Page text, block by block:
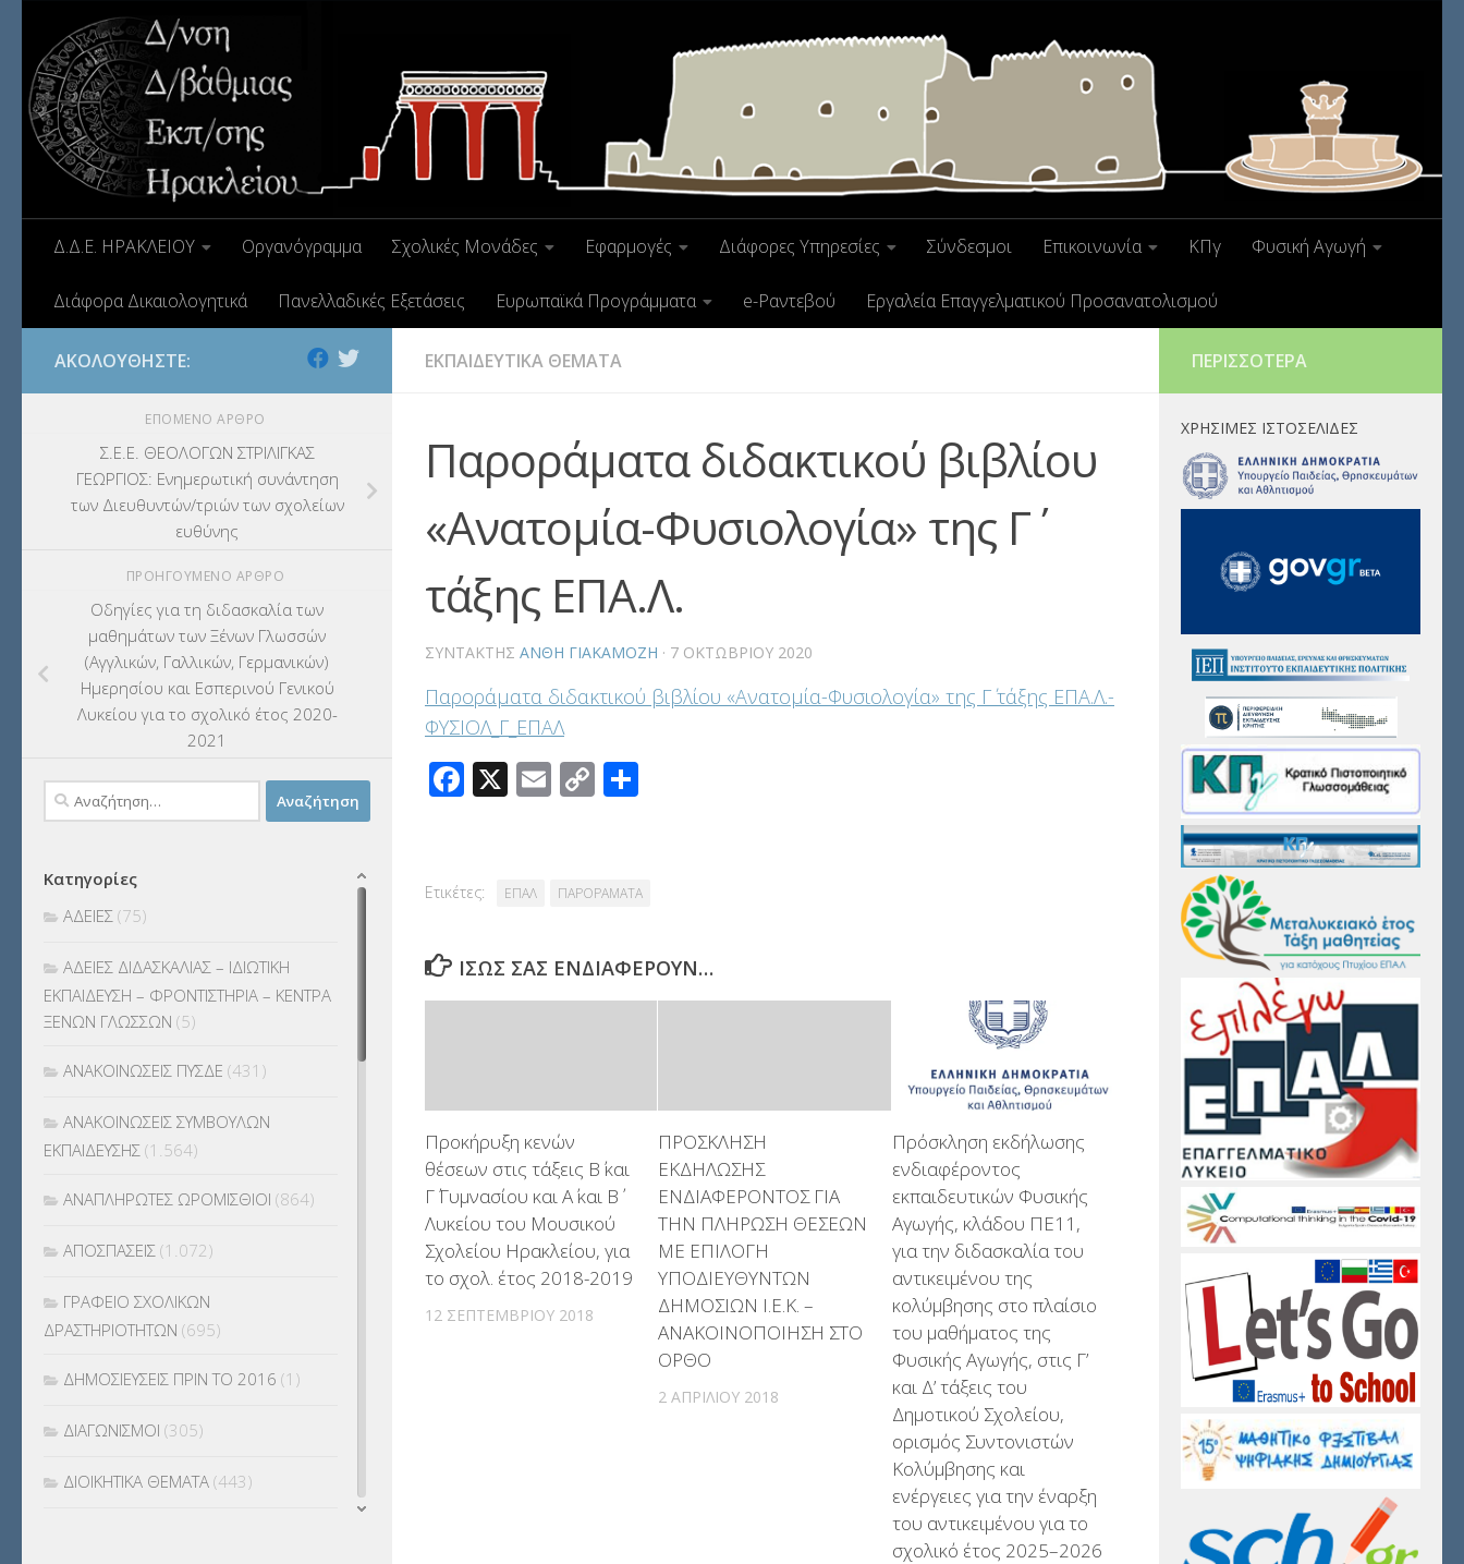
Δ.Δ.Ε. ΗΡΑΚΛΕΙΟΥ Οργανόγραμμα Σχολικές Μονάδες Εφαρμογές Διάφορες Υπηρεσίες Σύνδεσμοι Επικοινωνία ΚΠγ Φυσική Αγωγή
Διάφορα Δικαιολογητικά Πανελλαδικές Εξετάσεις Ευρωπαϊκά Προγράμματα e-Ραντεβού Εργαλεία Επαγγελματικού Προσανατολισμού
ΕΚΠΑΙΔΕΥΤΙΚΑ ΘΕΜΑΤΑ
Παροράματα διδακτικού βιβλίου
«Ανατομία-Φυσιολογία» της Γ΄
τάξης ΕΠΑ.Λ.
ΣΥΝΤΆΚΤΗΣ ΑΝΘΗ ΓΙΑΚΑΜΟΖΗ · 7 ΟΚΤΩΒΡΊΟΥ 2020
Παροράματα διδακτικού βιβλίου «Ανατομία-Φυσιολογία» της Γ΄ τάξης ΕΠΑ.Λ.-
ΦΥΣΙΟΛ_Γ_ΕΠΑΛ
Facebook
X Email
Copy
Ετικέτες: ΕΠΑΛ ΠΑΡΟΡΑΜΑΤΑ
ΊΣΩΣ ΣΑΣ ΕΝΔΙΑΦΈΡΟΥΝ…
Προκήρυξη κενών
θέσεων στις τάξεις Β΄ και
Γ΄ Γυμνασίου και Α΄ και Β΄
Λυκείου του Μουσικού
Σχολείου Ηρακλείου, για
το σχολ. έτος 2018-2019
12 ΣΕΠΤΕΜΒΡΊΟΥ 2018
ΠΡΟΣΚΛΗΣΗ
ΕΚΔΗΛΩΣΗΣ
ΕΝΔΙΑΦΕΡΟΝΤΟΣ ΓΙΑ
ΤΗΝ ΠΛΗΡΩΣΗ ΘΕΣΕΩΝ
ΜΕ ΕΠΙΛΟΓΗ
ΥΠΟΔΙΕΥΘΥΝΤΩΝ
ΔΗΜΟΣΙΩΝ Ι.Ε.Κ. –
ΑΝΑΚΟΙΝΟΠΟΙΗΣΗ ΣΤΟ
ΟΡΘΟ
2 ΑΠΡΙΛΊΟΥ 2018
Πρόσκληση εκδήλωσης
ενδιαφέροντος
εκπαιδευτικών Φυσικής
Αγωγής, κλάδου ΠΕ11,
για την διδασκαλία του
αντικειμένου της
κολύμβησης στο πλαίσιο
του μαθήματος της
Φυσικής Αγωγής, στις Γ’
και Δ’ τάξεις του
Δημοτικού Σχολείου,
ορισμός Συντονιστών
Κολύμβησης και
ενέργειες για την έναρξη
του αντικειμένου για το
σχολικό έτος 2025–2026
ΑΚΟΛΟΥΘΉΣΤΕ:
ΕΠΌΜΕΝΟ ΆΡΘΡΟ
Σ.Ε.Ε. ΘΕΟΛΟΓΩΝ ΣΤΡΙΛΙΓΚΑΣ
ΓΕΩΡΓΙΟΣ: Ενημερωτική συνάντηση
των Διευθυντών/τριών των σχολείων
ευθύνης
ΠΡΟΗΓΟΎΜΕΝΟ ΆΡΘΡΟ
Οδηγίες για τη διδασκαλία των
μαθημάτων των Ξένων Γλωσσών
(Αγγλικών, Γαλλικών, Γερμανικών)
Ημερησίου και Εσπερινού Γενικού
Λυκείου για το σχολικό έτος 2020-
2021
Αναζήτηση
για:
Κατηγορίες
ΑΔΕΙΕΣ (75)
ΑΔΕΙΕΣ ΔΙΔΑΣΚΑΛΙΑΣ – ΙΔΙΩΤΙΚΗ
ΕΚΠΑΙΔΕΥΣΗ – ΦΡΟΝΤΙΣΤΗΡΙΑ – ΚΕΝΤΡΑ
ΞΕΝΩΝ ΓΛΩΣΣΩΝ (5)
ΑΝΑΚΟΙΝΩΣΕΙΣ ΠΥΣΔΕ (431)
ΑΝΑΚΟΙΝΩΣΕΙΣ ΣΥΜΒΟΥΛΩΝ
ΕΚΠΑΙΔΕΥΣΗΣ (1.564)
ΑΝΑΠΛΗΡΩΤΕΣ ΩΡΟΜΙΣΘΙΟΙ (864)
ΑΠΟΣΠΑΣΕΙΣ (1.072)
ΓΡΑΦΕΙΟ ΣΧΟΛΙΚΩΝ
ΔΡΑΣΤΗΡΙΟΤΗΤΩΝ (695)
ΔΗΜΟΣΙΕΥΣΕΙΣ ΠΡΙΝ ΤΟ 2016 (1)
ΔΙΑΓΩΝΙΣΜΟΙ (305)
ΔΙΟΙΚΗΤΙΚΑ ΘΕΜΑΤΑ (443)
ΠΕΡΙΣΣΌΤΕΡΑ
ΧΡΉΣΙΜΕΣ ΙΣΤΟΣΕΛΊΔΕΣ